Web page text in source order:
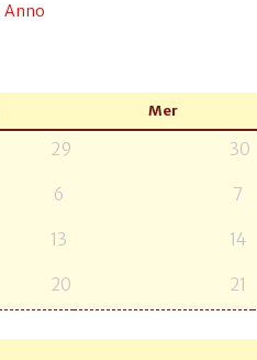
Anno
Mer
29 30
6 7
13 14
20 21